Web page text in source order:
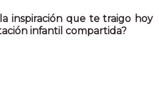
inspiración que te traigo hoy
infantil compartida?